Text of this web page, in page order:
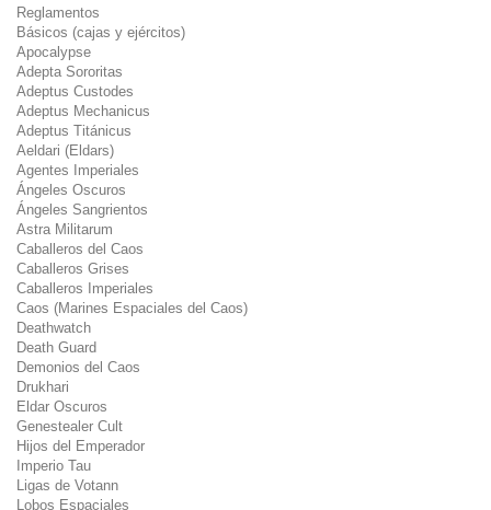
Reglamentos
Básicos (cajas y ejércitos)
Apocalypse
Adepta Sororitas
Adeptus Custodes
Adeptus Mechanicus
Adeptus Titánicus
Aeldari (Eldars)
Agentes Imperiales
Ángeles Oscuros
Ángeles Sangrientos
Astra Militarum
Caballeros del Caos
Caballeros Grises
Caballeros Imperiales
Caos (Marines Espaciales del Caos)
Deathwatch
Death Guard
Demonios del Caos
Drukhari
Eldar Oscuros
Genestealer Cult
Hijos del Emperador
Imperio Tau
Ligas de Votann
Lobos Espaciales